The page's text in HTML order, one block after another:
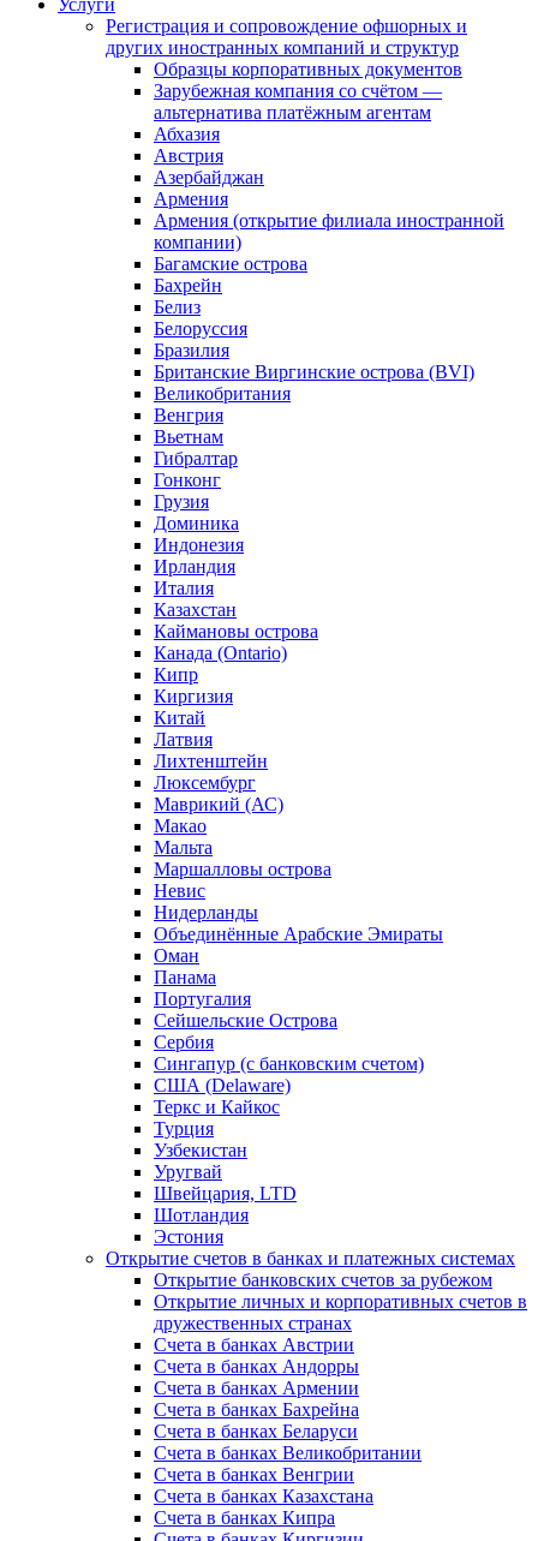
Услуги
Регистрация и сопровождение офшорных и
других иностранных компаний и структур
Образцы корпоративных документов
Зарубежная компания со счётом —
альтернатива платёжным агентам
Абхазия
Австрия
Азербайджан
Армения
Армения (открытие филиала иностранной
компании)
Багамские острова
Бахрейн
Белиз
Белоруссия
Бразилия
Британские Виргинские острова (BVI)
Великобритания
Венгрия
Вьетнам
Гибралтар
Гонконг
Грузия
Доминика
Индонезия
Ирландия
Италия
Казахстан
Каймановы острова
Канада (Ontario)
Кипр
Киргизия
Китай
Латвия
Лихтенштейн
Люксембург
Маврикий (АС)
Макао
Мальта
Маршалловы острова
Нeвис
Нидерланды
Объединённые Арабские Эмираты
Оман
Панама
Португалия
Сейшельские Острова
Сербия
Сингапур (c банковским счетом)
США (Delaware)
Теркс и Кайкос
Турция
Узбекистан
Уругвай
Швейцария, LTD
Шотландия
Эстония
Открытие счетов в банках и платежных системах
Открытие банковских счетов за рубежом
Открытие личных и корпоративных счетов в
дружественных странах
Счета в банках Австрии
Счета в банках Андорры
Счета в банках Армении
Счета в банках Бахрейна
Счета в банках Беларуси
Счета в банках Великобритании
Счета в банках Венгрии
Счета в банках Казахстана
Счета в банках Кипра